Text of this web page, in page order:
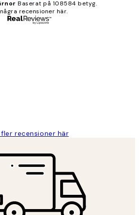
Baserat på 108584 betyg.
recensioner här.
fler recensioner här